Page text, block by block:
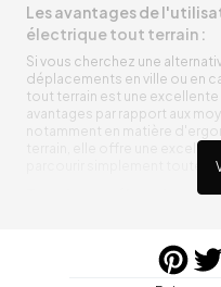
Les avantages de
électrique tout terrain :
Si vous cherchez une
déplacements en ville ou en
tout terrain est une
avantages par rapport aux
notamment en matière
terrain, elle offre une
parcourir simplement toutes
Trottinette électrique
entre vos trajets, vous
batterie. De plus, elle est